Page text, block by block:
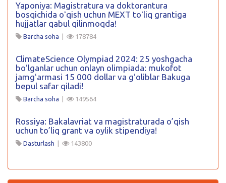
Yaponiya: Magistratura va doktorantura
bosqichida oʻqish uchun MEXT toʻliq grantiga
hujjatlar qabul qilinmoqda!
Barcha soha | 178784
ClimateScience Olympiad 2024: 25 yoshgacha
boʻlganlar uchun onlayn olimpiada: mukofot
jamgʻarmasi 15 000 dollar va gʻoliblar Bakuga
bepul safar qiladi!
Barcha soha | 149564
Rossiya: Bakalavriat va magistraturada o’qish
uchun to’liq grant va oylik stipendiya!
Dasturlash | 143800